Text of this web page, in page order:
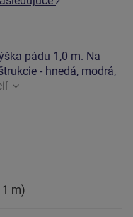
pádu 1,0 m. Na
- hnedá, modrá,
1 m)